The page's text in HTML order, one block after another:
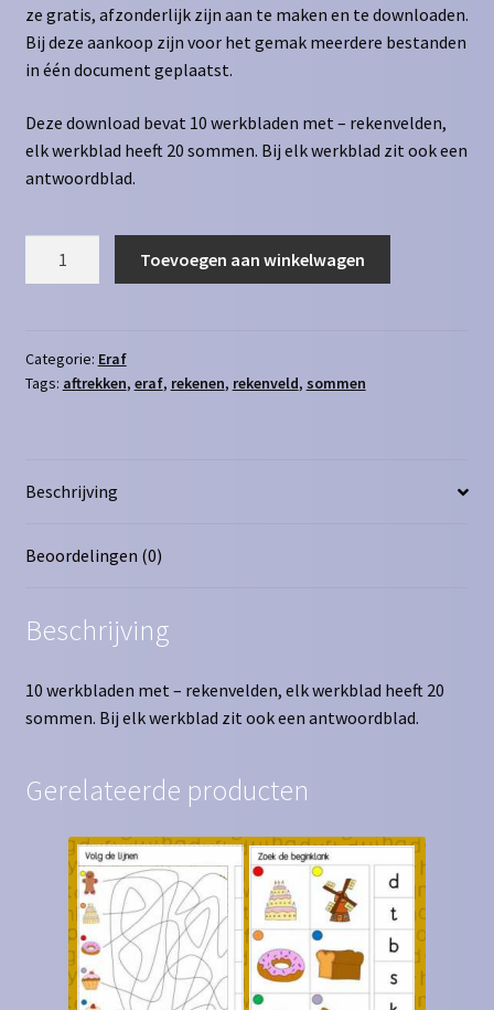
ze gratis, afzonderlijk zijn aan te maken en te downloaden.
Bij deze aankoop zijn voor het gemak meerdere bestanden
in één document geplaatst.
Deze download bevat 10 werkbladen met – rekenvelden,
elk werkblad heeft 20 sommen. Bij elk werkblad zit ook een
antwoordblad.
aantal
Toevoegen aan winkelwagen
Categorie: Eraf
Tags: aftrekken, eraf, rekenen, rekenveld, sommen
Beschrijving
Beoordelingen (0)
Beschrijving
10 werkbladen met – rekenvelden, elk werkblad heeft 20
sommen. Bij elk werkblad zit ook een antwoordblad.
Gerelateerde producten